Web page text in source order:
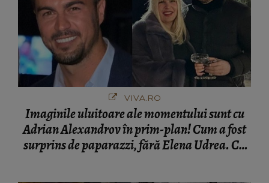
VIVA.RO
Imaginile uluitoare ale momentului sunt cu
Adrian Alexandrov în prim-plan! Cum a fost
surprins de paparazzi, fără Elena Udrea. Cu